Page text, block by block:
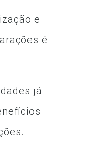
e
é
já